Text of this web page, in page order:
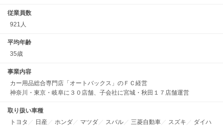
従業員数
921人
平均年齢
35歳
事業内容
カー用品総合専門店「オートバックス」のＦＣ経営
神奈川・東京・岐阜に３０店舗、子会社に宮城・秋田１７店舗運営
取り扱い車種
トヨタ ／ 日産 ／ ホンダ ／ マツダ ／ スバル ／ 三菱自動車 ／ スズキ ／ ダイハ